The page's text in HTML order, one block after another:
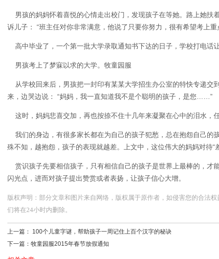
男孩的妈妈怀着喜悦的心情走出校门，发现孩子在等她。路上她扶
诉儿子： “班主任对你非常满意，他说了只要你努力，很有希望考上重
高中毕业了，一个第一批大学录取通知书下达的日子，学校打电话
男孩考上了梦寐以求的大学。牧童园服
从学校回来后，男孩把一封印有某某大学招生办公室的特快专递交
来，边哭边说： “妈妈，我一直知道我不是个聪明的孩子，是您……”
这时，妈妈悲喜交加，再也按捺不住十几年来凝聚在心中的泪水，
我们的身边，有很多家长都在为自己的孩子犯愁，总在抱怨自己的
殊不知，越抱怨，孩子的表现就越差。上文中，这位伟大的妈妈对待“
赏识孩子先要相信孩子，只有相信自己的孩子是世界上最棒的，才
闪光点，进而对孩子提出赞赏或者表扬，让孩子信心大增。
版权声明：部分文章和图片来自网络，版权属于原作者，如侵害您的合法
们将在24小时内删除。
上一篇： 100个儿童字谜，帮助孩子一周记住上百个汉字的秘诀
下一篇： 牧童园服2015年春节放假通知